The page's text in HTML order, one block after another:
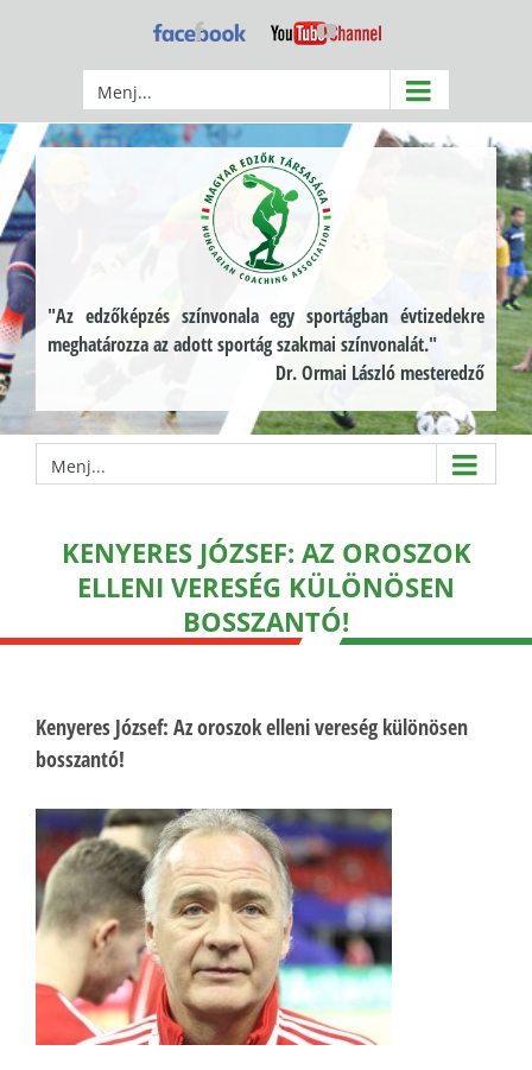
Facebook YouTube
Menj...
"Az edzőképzés színvonala egy sportágban évtizedekre
meghatározza az adott sportág szakmai színvonalát."
Dr. Ormai László mesteredző
Menj...
KENYERES JÓZSEF: AZ OROSZOK
ELLENI VERESÉG KÜLÖNÖSEN
BOSSZANTÓ!
Kenyeres József: Az oroszok elleni vereség különösen
bosszantó!